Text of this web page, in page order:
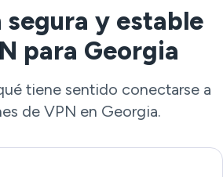
segura y estable
para Georgia
tiene sentido conectarse a
de VPN en Georgia.